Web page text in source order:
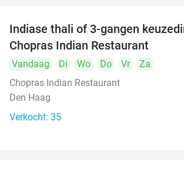
food
Indiase thali of 3-gangen
Chopras Indian Restaurant
Vandaag Di Wo Do Vr
Za
Chopras Indian Restaurant
Den Haag
Verkocht: 35